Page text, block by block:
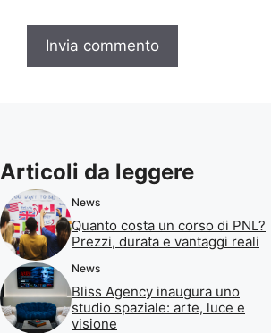
Articoli da leggere
News
Quanto costa un corso di PNL?
Prezzi, durata e vantaggi reali
News
Bliss Agency inaugura uno
studio spaziale: arte, luce e
visione